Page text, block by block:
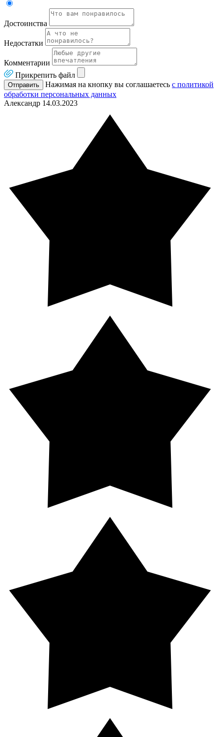
Достоинства
Недостатки
Комментарии
Прикрепить файл
Отправить Нажимая на кнопку вы соглашаетесь с политикой
обработки персональных данных
Александр 14.03.2023